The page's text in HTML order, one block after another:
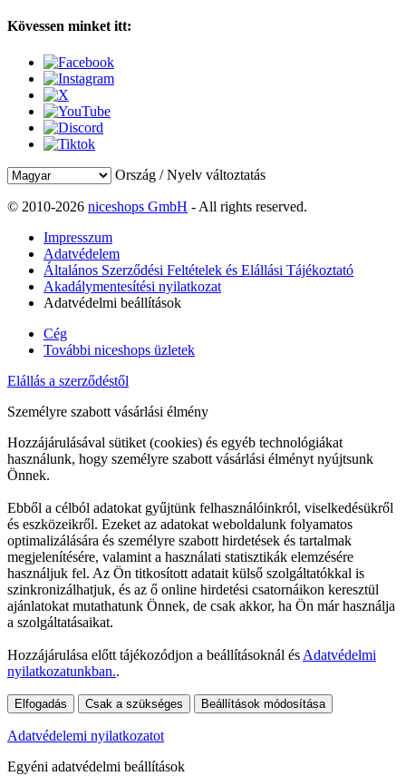
Kövessen minket itt:
Ország / Nyelv változtatás
© 2010-2026 niceshops GmbH - All rights reserved.
Impresszum
Adatvédelem
Általános Szerződési Feltételek és Elállási Tájékoztató
Akadálymentesítési nyilatkozat
Adatvédelmi beállítások
Cég
További niceshops üzletek
Elállás a szerződéstől
Személyre szabott vásárlási élmény
Hozzájárulásával sütiket (cookies) és egyéb technológiákat
használunk, hogy személyre szabott vásárlási élményt nyújtsunk
Önnek.
Ebből a célból adatokat gyűjtünk felhasználóinkról, viselkedésükről
és eszközeikről. Ezeket az adatokat weboldalunk folyamatos
optimalizálására és személyre szabott hirdetések és tartalmak
megjelenítésére, valamint a használati statisztikák elemzésére
használjuk fel. Az Ön titkosított adatait külső szolgáltatókkal is
szinkronizálhatjuk, és az ő online hirdetési csatornáikon keresztül
ajánlatokat mutathatunk Önnek, de csak akkor, ha Ön már használja
a szolgáltatásaikat.
Hozzájárulása előtt tájékozódjon a beállításoknál és Adatvédelmi
nyilatkozatunkban..
Elfogadás Csak a szükséges Beállítások módosítása
Adatvédelemi nyilatkozatot
Egyéni adatvédelmi beállítások